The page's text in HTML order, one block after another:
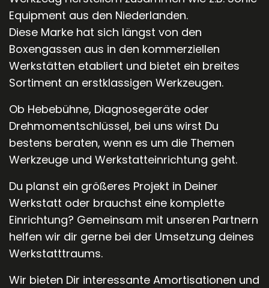
Equipment aus den Niederlanden.
Diese Marke hat sich längst von den
Boxengassen aus in den kommerziellen
Werkstätten etabliert und bietet ein breites
Sortiment an erstklassigen Werkzeugen.
Ob Hebebühne, Diagnosegeräte oder
Drehmomentschlüssel, bei uns wirst Du
bestens beraten, wenn es um die Themen
Werkzeuge und Werkstatteinrichtung geht.
Du planst ein größeres Projekt in Deiner
Werkstatt oder brauchst eine komplette
Einrichtung? Gemeinsam mit unseren Partnern
helfen wir dir gerne bei der Umsetzung deines
Werkstatttraums.
Wir bieten Dir interessante Amortisationen und